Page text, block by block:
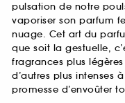
pulsation de notre
vaporiser son parfum
nuage. Cet art du
que soit la gestuelle,
fragrances plus
d’autres plus intenses
promesse d’envoûter